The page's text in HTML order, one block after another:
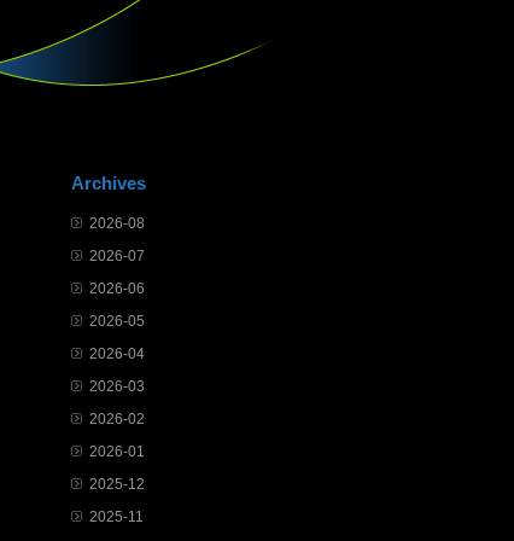
Archives
2026-08
2026-07
2026-06
2026-05
2026-04
2026-03
2026-02
2026-01
2025-12
2025-11